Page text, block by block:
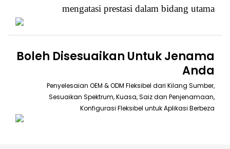
mengatasi prestasi dalam bidang utama
Boleh Disesuaikan Untuk Jenama
Anda
Penyelesaian OEM & ODM Fleksibel dari Kilang Sumber,
Sesuaikan Spektrum, Kuasa, Saiz dan Penjenamaan,
Konfigurasi Fleksibel untuk Aplikasi Berbeza